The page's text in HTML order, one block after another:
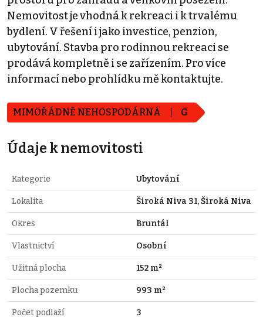
Nemovitost je vhodná k rekreaci i k trvalému
bydlení. V řešení i jako investice, penzion,
ubytování. Stavba pro rodinnou rekreaci se
prodává kompletně i se zařízením. Pro více
informací nebo prohlídku mě kontaktujte.
MIMOŘÁDNĚ NEHOSPODÁRNÁ G
Údaje k nemovitosti
Kategorie Ubytování
Lokalita Široká Niva 31, Široká Niva
Okres Bruntál
Vlastnictví Osobní
Užitná plocha 152 m²
Plocha pozemku 993 m²
Počet podlaží 3